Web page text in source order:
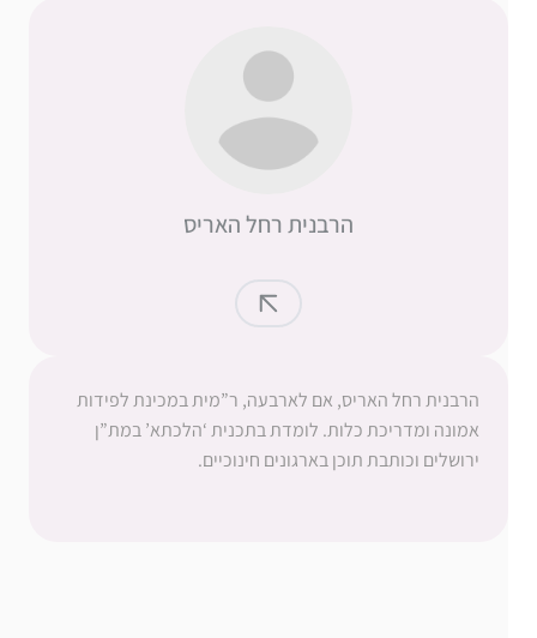
הרבנית רחל האריס
הרבנית רחל האריס, אם לארבעה, ר”מית במכינת לפידות
אמונה ומדריכת כלות. לומדת בתכנית ‘הלכתא’ במת”ן
ירושלים וכותבת תוכן בארגונים חינוכיים.